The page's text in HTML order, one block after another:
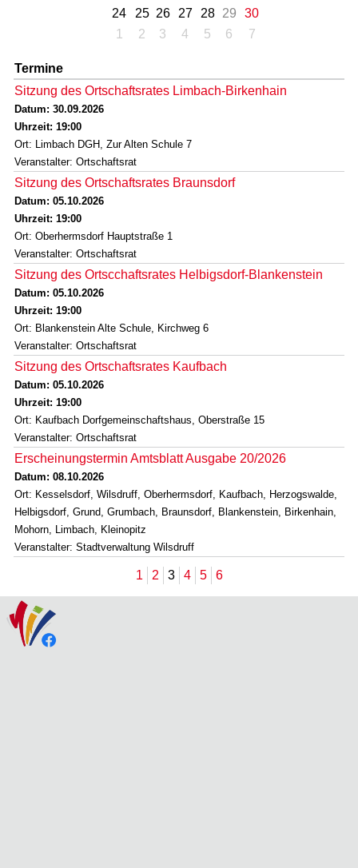
24
25 26 27 28 29
30
1
2 3 4 5 6 7
Termine
Sitzung des Ortschaftsrates Limbach-Birkenhain
Datum: 30.09.2026
Uhrzeit: 19:00
Ort: Limbach DGH, Zur Alten Schule 7
Veranstalter: Ortschaftsrat
Sitzung des Ortschaftsrates Braunsdorf
Datum: 05.10.2026
Uhrzeit: 19:00
Ort: Oberhermsdorf Hauptstraße 1
Veranstalter: Ortschaftsrat
Sitzung des Ortscchaftsrates Helbigsdorf-Blankenstein
Datum: 05.10.2026
Uhrzeit: 19:00
Ort: Blankenstein Alte Schule, Kirchweg 6
Veranstalter: Ortschaftsrat
Sitzung des Ortschaftsrates Kaufbach
Datum: 05.10.2026
Uhrzeit: 19:00
Ort: Kaufbach Dorfgemeinschaftshaus, Oberstraße 15
Veranstalter: Ortschaftsrat
Erscheinungstermin Amtsblatt Ausgabe 20/2026
Datum: 08.10.2026
Ort: Kesselsdorf, Wilsdruff, Oberhermsdorf, Kaufbach, Herzogswalde,
Helbigsdorf, Grund, Grumbach, Braunsdorf, Blankenstein, Birkenhain,
Mohorn, Limbach, Kleinopitz
Veranstalter: Stadtverwaltung Wilsdruff
1 2 3 4 5 6